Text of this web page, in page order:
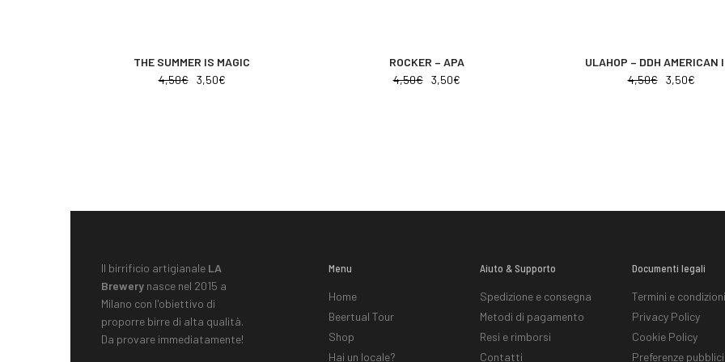
THE SUMMER IS MAGIC
4,50€ 3,50€
ROCKER – APA
4,50€ 3,50€
ULAHOP – DDH AMERICAN
4,50€ 3,50€
Il birrificio artigianale LA
Brewerynasce nel 2015 a
Milano con l'obiettivo di
proporre birre di alta qualità.
Da provare immediatamente!
Menu
Home
Beertual Tour
Shop
Hai un locale?
Aiuto & Supporto
Spedizione e consegna
Metodi di pagamento
Resi e rimborsi
Contatti
Documenti legali
Termini e condizioni
Privacy Policy
Cookie Policy
Preferenze